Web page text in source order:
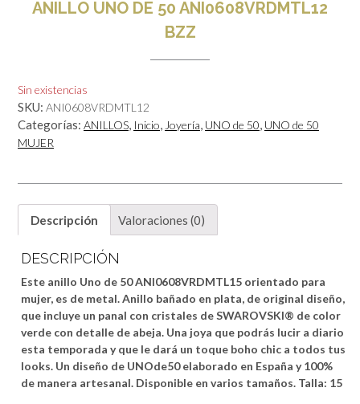
ANILLO UNO DE 50 ANI0608VRDMTL12
BZZ
Sin existencias
SKU: ANI0608VRDMTL12
Categorías: ANILLOS, Inicio, Joyería, UNO de 50, UNO de 50
MUJER
Descripción Valoraciones (0)
DESCRIPCIÓN
Este anillo Uno de 50 ANI0608VRDMTL15 orientado para
mujer, es de metal. Anillo bañado en plata, de original diseño,
que incluye un panal con cristales de SWAROVSKI® de color
verde con detalle de abeja. Una joya que podrás lucir a diario
esta temporada y que le dará un toque boho chic a todos tus
looks. Un diseño de UNOde50 elaborado en España y 100%
de manera artesanal. Disponible en varios tamaños. Talla: 15